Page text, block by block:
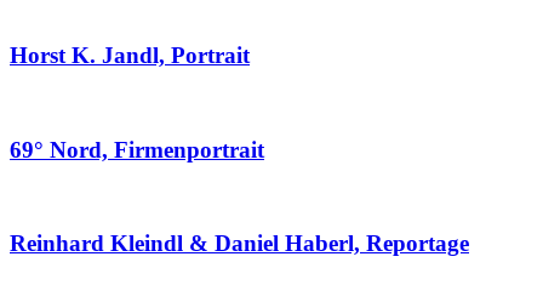
Horst K. Jandl, Portrait
69° Nord, Firmenportrait
Reinhard Kleindl & Daniel Haberl, Reportage